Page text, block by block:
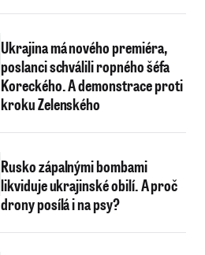
Ukrajina má nového premiéra,
poslanci schválili ropného šéfa
Koreckého. A demonstrace proti
kroku Zelenského
Rusko zápalnými bombami
likviduje ukrajinské obilí. A proč
drony posílá i na psy?